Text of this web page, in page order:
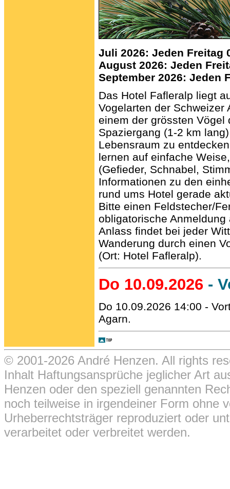
Juli 2026: Jeden Freitag
August 2026: Jeden
September 2026: Jeden
Das Hotel Fafleralp liegt
Vogelarten der
einem der grössten Vögel
Spaziergang (1-2 km
Lebensraum zu
lernen auf einfache
(Gefieder, Schnabel,
Informationen zu den
rund ums Hotel gerade
Bitte einen Feldstecher/
obligatorische
Anlass findet bei jeder
Wanderung durch einen
(Ort: Hotel Fafleralp).
Do 10.09.2026 -
Do 10.09.2026 14:00 -
Agarn.
© 2001-2026 André Henzen. All rights
Inhalt Haftungsansprüche jeglicher Art
Henzen oder den speziell genannten
noch teilweise in irgendeiner Form ohne
Urheberrechtsträger reproduziert oder
verarbeitet oder verbreitet werden.